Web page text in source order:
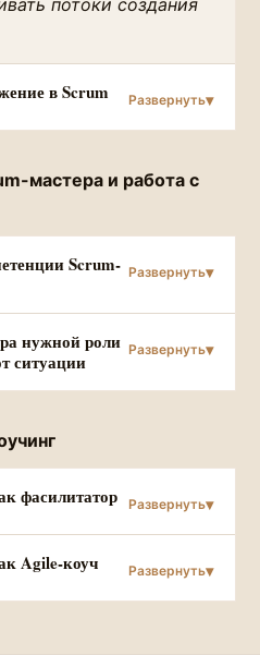
в Scrum
мастера и работа с
Scrum-
нужной роли
ситуации
фасилитатор
Agile-коуч